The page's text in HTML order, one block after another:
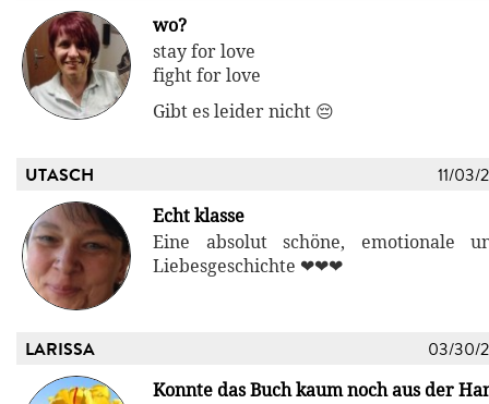
wo?
stay for love
fight for love
Gibt es leider nicht 😔
UTASCH 11/03/
Echt klasse
Eine absolut schöne, emotionale
Liebesgeschichte ❤❤❤
LARISSA 03/30/
Konnte das Buch kaum noch aus der